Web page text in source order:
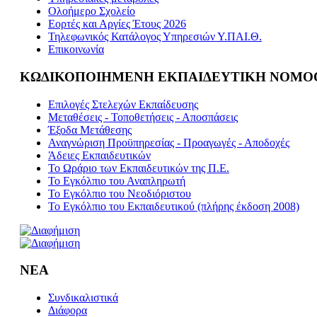
Ολοήμερο Σχολείο
Εορτές και Αργίες Έτους 2026
Τηλεφωνικός Κατάλογος Υπηρεσιών Υ.ΠΑΙ.Θ.
Επικοινωνία
ΚΩΔΙΚΟΠΟΙΗΜΕΝΗ ΕΚΠΑΙΔΕΥΤΙΚΗ
Επιλογές Στελεχών Εκπαίδευσης
Μεταθέσεις - Τοποθετήσεις - Αποσπάσεις
Έξοδα Μετάθεσης
Αναγνώριση Προϋπηρεσίας - Προαγωγές - Αποδοχές
Άδειες Εκπαιδευτικών
Το Ωράριο των Εκπαιδευτικών της Π.Ε.
Το Εγκόλπιο του Αναπληρωτή
Το Εγκόλπιο του Νεοδιόριστου
Το Εγκόλπιο του Εκπαιδευτικού (πλήρης έκδοση 2008)
ΝΕΑ
Συνδικαλιστικά
Διάφορα